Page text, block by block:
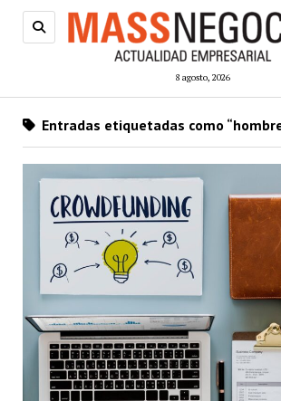
8 agosto, 2026
Entradas etiquetadas como